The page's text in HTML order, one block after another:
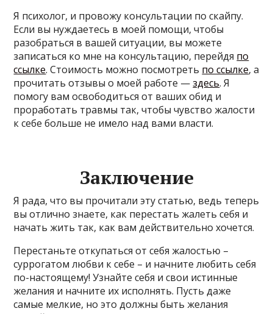
Я психолог, и провожу консультации по скайпу.
Если вы нуждаетесь в моей помощи, чтобы
разобраться в вашей ситуации, вы можете
записаться ко мне на консультацию, перейдя по
ссылке. Стоимость можно посмотреть по ссылке, а
прочитать отзывы о моей работе —здесь. Я
помогу вам освободиться от ваших обид и
проработать травмы так, чтобы чувство жалости
к себе больше не имело над вами власти.
Заключение
Я рада, что вы прочитали эту статью, ведь теперь
вы отлично знаете, как перестать жалеть себя и
начать жить так, как вам действительно хочется.
Перестаньте откупаться от себя жалостью –
суррогатом любви к себе – и начните любить себя
по-настоящему! Узнайте себя и свои истинные
желания и начните их исполнять. Пусть даже
самые мелкие, но это должны быть желания